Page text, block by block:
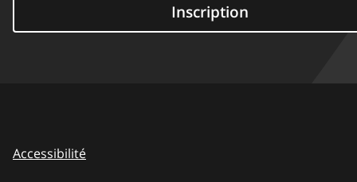
Inscription
Accessibilité